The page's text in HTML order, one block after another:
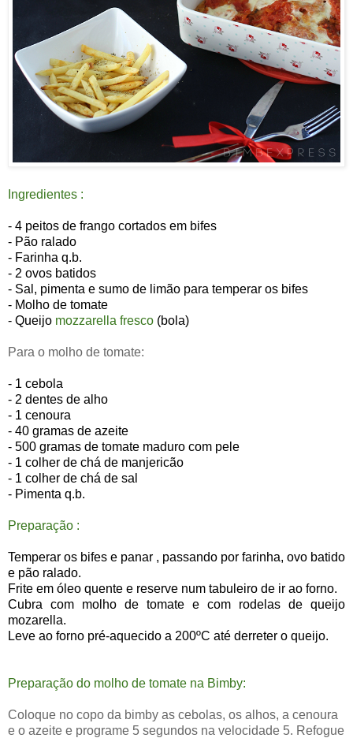
Ingredientes :
- 4 peitos de frango cortados em bifes
- Pão ralado
- Farinha q.b.
- 2 ovos batidos
- Sal, pimenta e sumo de limão para temperar os bifes
- Molho de tomate
- Queijo mozzarella fresco (bola)
Para o molho de tomate:
- 1 cebola
- 2 dentes de alho
- 1 cenoura
- 40 gramas de azeite
- 500 gramas de tomate maduro com pele
- 1 colher de chá de manjericão
- 1 colher de chá de sal
- Pimenta q.b.
Preparação :
Temperar os bifes e panar , passando por farinha, ovo batido
e pão ralado.
Frite em óleo quente e reserve num tabuleiro de ir ao forno.
Cubra com molho de tomate e com rodelas de queijo
mozarella.
Leve ao forno pré-aquecido a 200ºC até derreter o queijo.
Preparação do molho de tomate na Bimby:
Coloque no copo da bimby as cebolas, os alhos, a cenoura
e o azeite e programe 5 segundos na velocidade 5. Refogue